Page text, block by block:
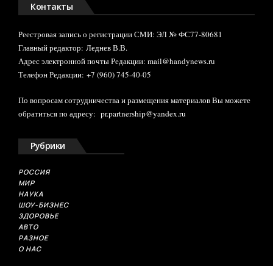
Контакты
Реестровая запись о регистрации СМИ: ЭЛ № ФС77-80681
Главный редактор: Леднев В.В.
Адрес электронной почты Редакции: mail@handynews.ru
Телефон Редакции: +7 (960) 745-40-05
По вопросам сотрудничества и размещения материалов Вы можете
обратиться по адресу: pr.partnership@yandex.ru
Рубрики
РОССИЯ
МИР
НАУКА
ШОУ-БИЗНЕС
ЗДОРОВЬЕ
АВТО
РАЗНОЕ
О НАС